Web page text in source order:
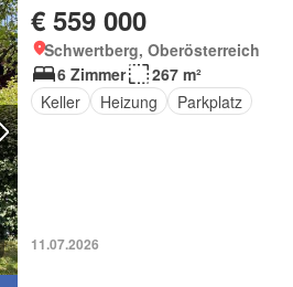
€ 559 000
Schwertberg, Oberösterreich
6 Zimmer
267 m²
Keller
Heizung Parkplatz
11.07.2026